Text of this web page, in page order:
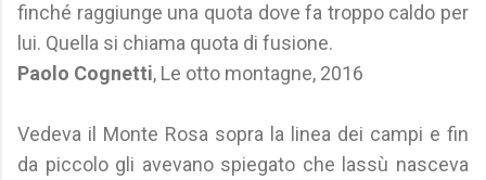
finché raggiunge una quota dove fa troppo caldo per
lui. Quella si chiama quota di fusione.
Paolo Cognetti, Le otto montagne, 2016
Vedeva il Monte Rosa sopra la linea dei campi e fin
da piccolo gli avevano spiegato che lassù nasceva